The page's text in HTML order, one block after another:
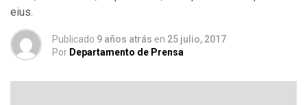
eius.
Publicado 9 años atrás en 25 julio, 2017
Por Departamento de Prensa